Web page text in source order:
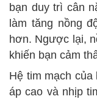
bạn duy trì cân
làm tăng nồng
hơn. Ngược lại,
khiến bạn cảm
Hệ tim mạch
áp cao và nhịp